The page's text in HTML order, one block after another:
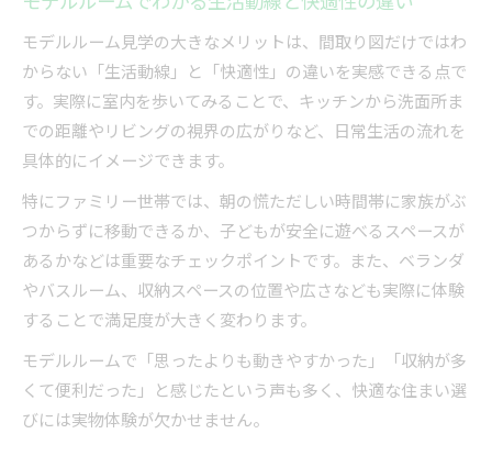
モデルルーム見学の大きなメリットは、間取り図だけではわ
からない「生活動線」と「快適性」の違いを実感できる点で
す。実際に室内を歩いてみることで、キッチンから洗面所ま
での距離やリビングの視界の広がりなど、日常生活の流れを
具体的にイメージできます。
特にファミリー世帯では、朝の慌ただしい時間帯に家族がぶ
つからずに移動できるか、子どもが安全に遊べるスペースが
あるかなどは重要なチェックポイントです。また、ベランダ
やバスルーム、収納スペースの位置や広さなども実際に体験
することで満足度が大きく変わります。
モデルルームで「思ったよりも動きやすかった」「収納が多
くて便利だった」と感じたという声も多く、快適な住まい選
びには実物体験が欠かせません。